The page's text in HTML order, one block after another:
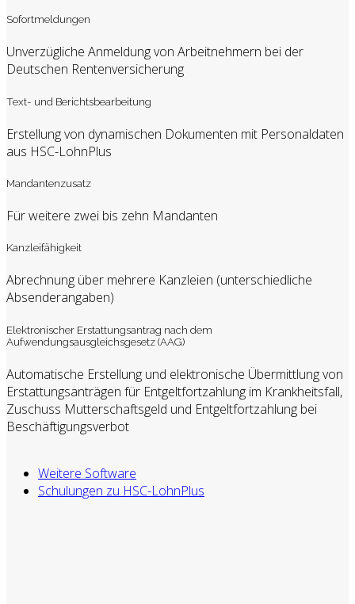
Sofortmeldungen
Unverzügliche Anmeldung von Arbeitnehmern bei der
Deutschen Rentenversicherung
Text- und Berichtsbearbeitung
Erstellung von dynamischen Dokumenten mit Personaldaten
aus HSC-LohnPlus
Mandantenzusatz
Für weitere zwei bis zehn Mandanten
Kanzleifähigkeit
Abrechnung über mehrere Kanzleien (unterschiedliche
Absenderangaben)
Elektronischer Erstattungsantrag nach dem
Aufwendungsausgleichsgesetz (AAG)
Automatische Erstellung und elektronische Übermittlung von
Erstattungsanträgen für Entgeltfortzahlung im Krankheitsfall,
Zuschuss Mutterschaftsgeld und Entgeltfortzahlung bei
Beschäftigungsverbot
Weitere Software
Schulungen zu HSC-LohnPlus